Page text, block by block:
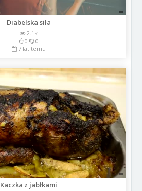
Diabelska siła
2.1k
0
0
7 lat temu
Kaczka z jabłkami